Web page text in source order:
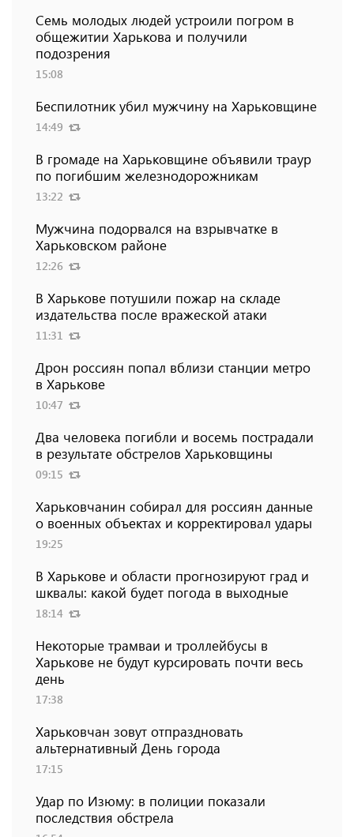
Семь молодых людей устроили погром в
общежитии Харькова и получили
подозрения
15:08
Беспилотник убил мужчину на Харьковщине
14:49
В громаде на Харьковщине объявили траур
по погибшим железнодорожникам
13:22
Мужчина подорвался на взрывчатке в
Харьковском районе
12:26
В Харькове потушили пожар на складе
издательства после вражеской атаки
11:31
Дрон россиян попал вблизи станции метро
в Харькове
10:47
Два человека погибли и восемь пострадали
в результате обстрелов Харьковщины
09:15
Харьковчанин собирал для россиян данные
о военных объектах и ​​корректировал удары
19:25
В Харькове и области прогнозируют град и
шквалы: какой будет погода в выходные
18:14
Некоторые трамваи и троллейбусы в
Харькове не будут курсировать почти весь
день
17:38
Харьковчан зовут отпраздновать
альтернативный День города
17:15
Удар по Изюму: в полиции показали
последствия обстрела